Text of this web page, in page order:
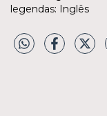
legendas: Inglês